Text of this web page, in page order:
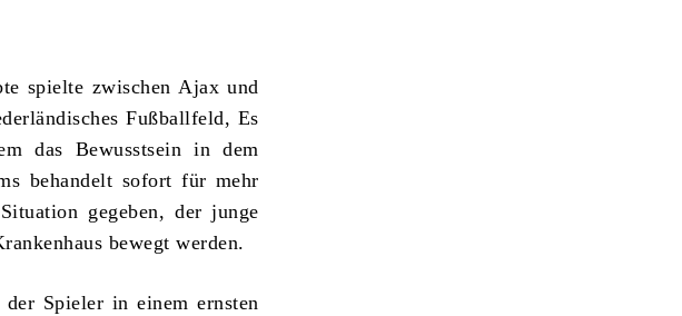
spielte zwischen Ajax und
Fußballfeld, Es
das Bewusstsein in dem
behandelt sofort für mehr
gegeben, der junge
bewegt werden.
Spieler in einem ernsten